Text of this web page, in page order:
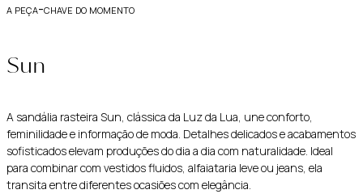
a peça-chave do momento
Sun
A sandália rasteira Sun, clássica da Luz da Lua, une conforto,
feminilidade e informação de moda. Detalhes delicados e acabamentos
sofisticados elevam produções do dia a dia com naturalidade. Ideal
para combinar com vestidos fluidos, alfaiataria leve ou jeans, ela
transita entre diferentes ocasiões com elegância.